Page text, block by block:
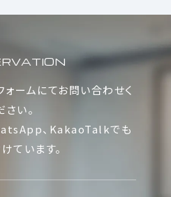
ームにてお問い合わせく
さい。
、 KakaoTalkでも
ています。